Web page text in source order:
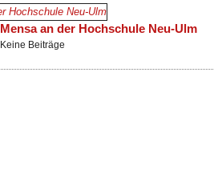
Mensa an der Hochschule Neu-Ulm
Keine Beiträge